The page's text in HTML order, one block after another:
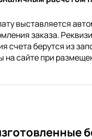
выставляется
заказа.
счета берутся из
на сайте при